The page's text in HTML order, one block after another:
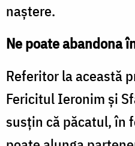
naştere.
Ne poate abandona
Referitor la această
Fericitul Ieronim şi
susţin că păcatul, în